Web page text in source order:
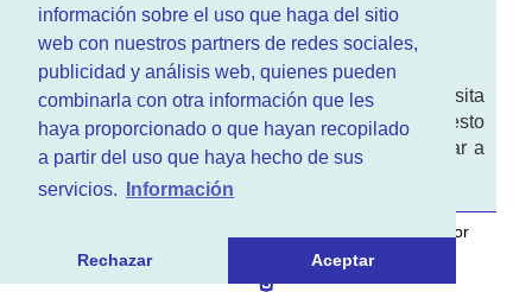
información sobre el uso que haga del sitio
web con nuestros partners de redes sociales,
publicidad y análisis web, quienes pueden
combinarla con otra información que les
haya proporcionado o que hayan recopilado
a partir del uso que haya hecho de sus
servicios.
Información
Rechazar Aceptar
¿Quienes somos?
Quieres saber quien mantiene la pagina, visita
nuestrasección de contacto. Aquí tienes nuesto
aviso legal
. Basicamente no queremos engañar a
nadie.
por
.